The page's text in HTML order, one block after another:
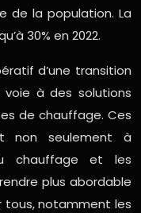
de la population. La
30% en 2022.
d’une transition
voie à des solutions
de chauffage. Ces
non seulement à
chauffage et les
plus abordable
tous, notamment les